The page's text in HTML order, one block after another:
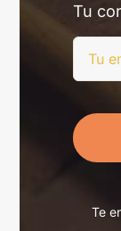
Tu
Te